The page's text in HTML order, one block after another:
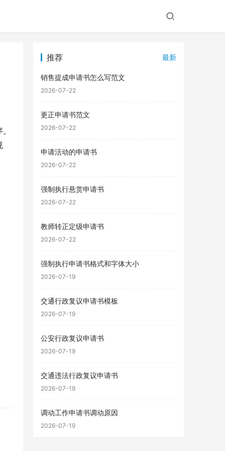
推荐 最新
销售提成申请书怎么写范文
2026-07-22
更正申请书范文
2026-07-22
申请活动的申请书
2026-07-22
强制执行悬赏申请书
2026-07-22
教师转正定级申请书
2026-07-22
强制执行申请书格式和字体大小
2026-07-19
交通行政复议申请书模板
2026-07-19
公安行政复议申请书
2026-07-19
交通违法行政复议申请书
2026-07-19
调动工作申请书调动原因
2026-07-19